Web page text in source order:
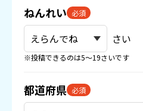
ねんれい 必須
さい
※投稿できるのは5〜19さいです
都道府県 必須